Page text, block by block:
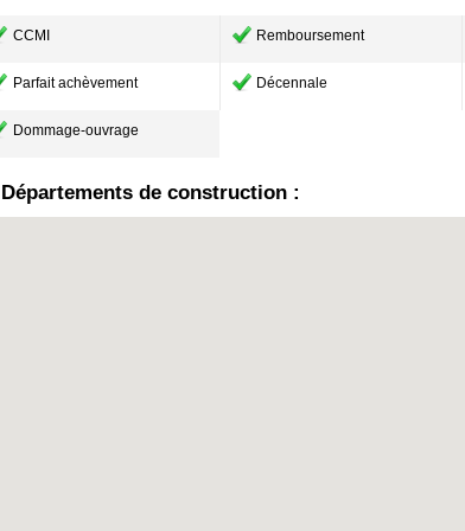
CCMI Remboursement
Parfait achèvement Décennale
Dommage-ouvrage
Départements de construction :